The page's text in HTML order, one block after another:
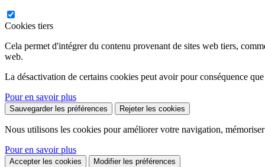
Cookies tiers
Cela permet d'intégrer du contenu provenant de sites web tiers,
web.
La désactivation de certains cookies peut avoir pour conséquence
Pour en savoir plus
Sauvegarder les préférences Rejeter les cookies
Nous utilisons les cookies pour améliorer votre navigation,
Pour en savoir plus
Accepter les cookies Modifier les préférences